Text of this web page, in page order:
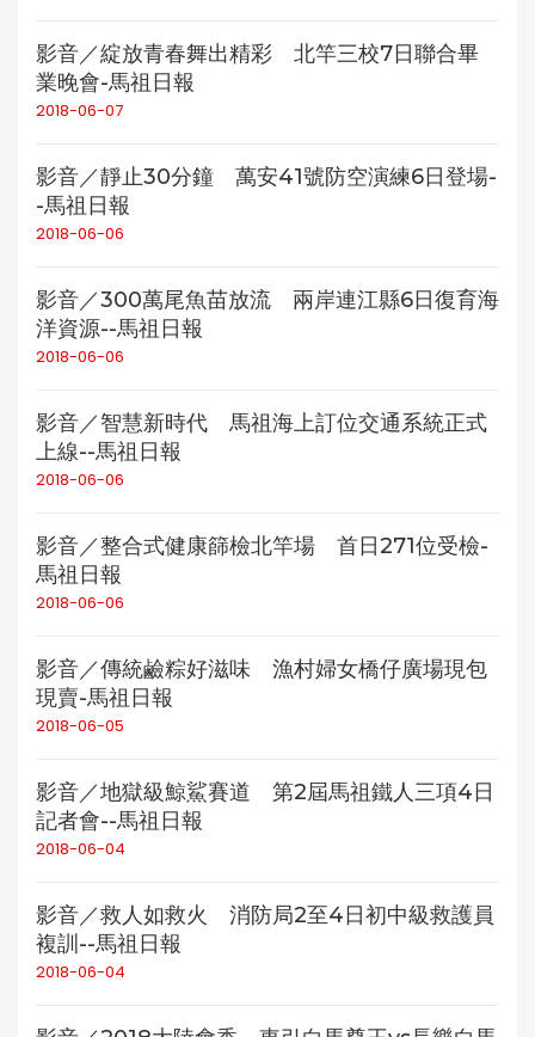
影音／綻放青春舞出精彩 北竿三校7日聯合畢
業晚會-馬祖日報
2018-06-07
影音／靜止30分鐘 萬安41號防空演練6日登場-
-馬祖日報
2018-06-06
影音／300萬尾魚苗放流 兩岸連江縣6日復育海
洋資源--馬祖日報
2018-06-06
影音／智慧新時代 馬祖海上訂位交通系統正式
上線--馬祖日報
2018-06-06
影音／整合式健康篩檢北竿場 首日271位受檢-
馬祖日報
2018-06-06
影音／傳統鹼粽好滋味 漁村婦女橋仔廣場現包
現賣-馬祖日報
2018-06-05
影音／地獄級鯨鯊賽道 第2屆馬祖鐵人三項4日
記者會--馬祖日報
2018-06-04
影音／救人如救火 消防局2至4日初中級救護員
複訓--馬祖日報
2018-06-04